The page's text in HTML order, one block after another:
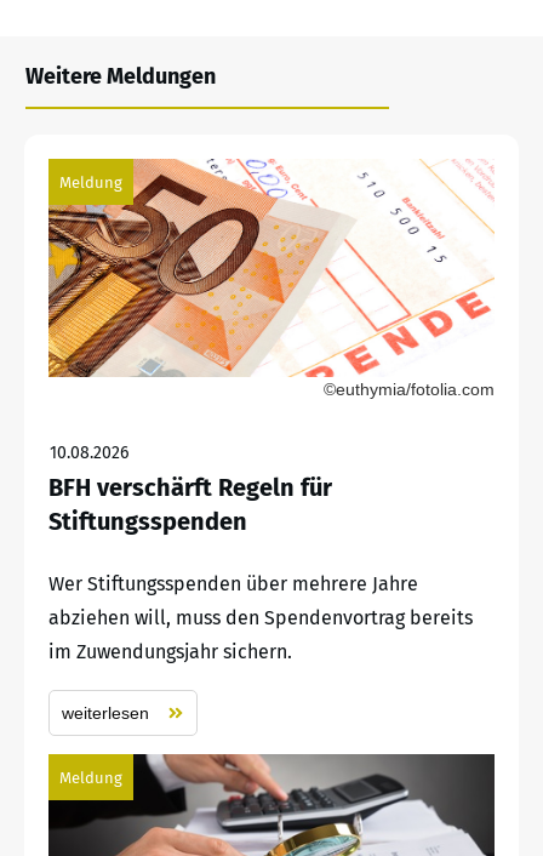
Weitere Meldungen
Meldung
©euthymia/fotolia.com
10.08.2026
BFH verschärft Regeln für
Stiftungsspenden
Wer Stiftungsspenden über mehrere Jahre
abziehen will, muss den Spendenvortrag bereits
im Zuwendungsjahr sichern.
weiterlesen
Meldung